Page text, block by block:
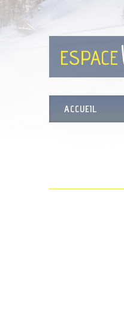
ACCUEIL